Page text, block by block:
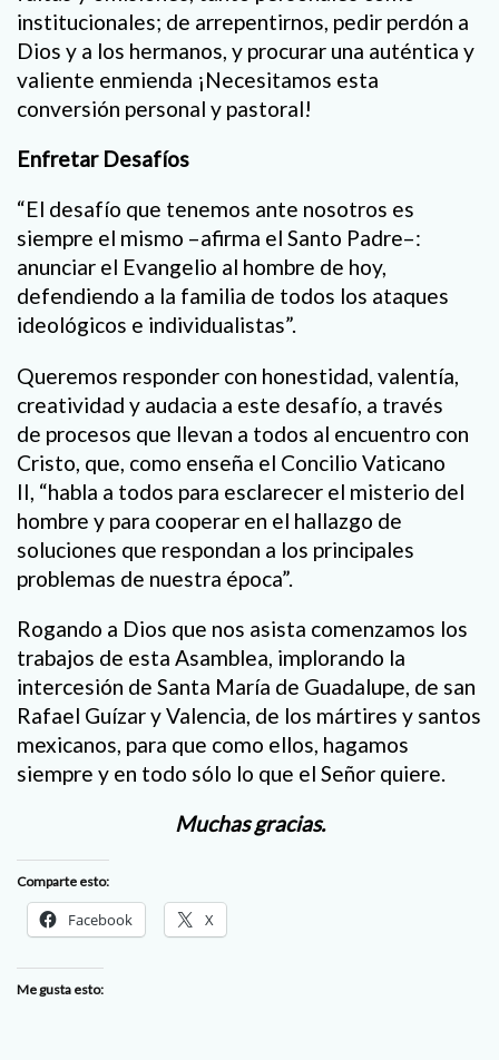
institucionales; de arrepentirnos, pedir perdón a
Dios y a los hermanos, y procurar una auténtica y
valiente enmienda ¡Necesitamos esta
conversión personal y pastoral!
Enfretar Desafíos
“El desafío que tenemos ante nosotros es
siempre el mismo –afirma el Santo Padre–:
anunciar el Evangelio al hombre de hoy,
defendiendo a la familia de todos los ataques
ideológicos e individualistas”.
Queremos responder con honestidad, valentía,
creatividad y audacia a este desafío, a través
de procesos que llevan a todos al encuentro con
Cristo, que, como enseña el Concilio Vaticano
II, “habla a todos para esclarecer el misterio del
hombre y para cooperar en el hallazgo de
soluciones que respondan a los principales
problemas de nuestra época”.
Rogando a Dios que nos asista comenzamos los
trabajos de esta Asamblea, implorando la
intercesión de Santa María de Guadalupe, de san
Rafael Guízar y Valencia, de los mártires y santos
mexicanos, para que como ellos, hagamos
siempre y en todo sólo lo que el Señor quiere.
Muchas gracias.
Comparte esto:
Facebook X
Me gusta esto: